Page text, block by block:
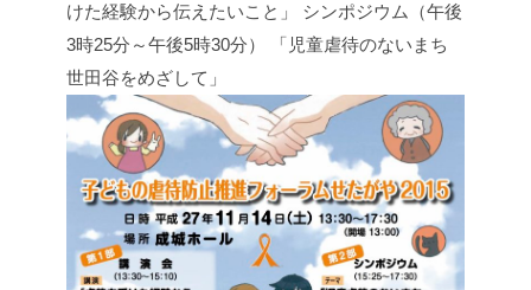
けた経験から伝えたいこと」
シンポジウム（午後
3時25分～午後5時30分）
「児童虐待のないまち
世田谷をめざして」